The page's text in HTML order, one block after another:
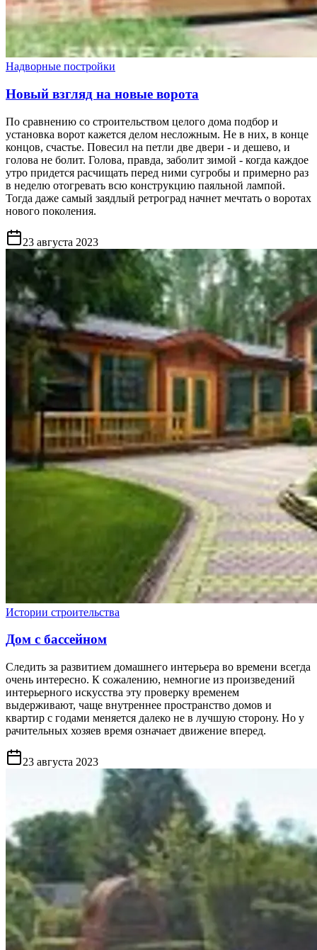
Надворные постройки
Новый взгляд на новые ворота
По сравнению со строительством целого дома подбор и
установка ворот кажется делом несложным. Не в них, в конце
концов, счастье. Повесил на петли две двери - и дешево, и
голова не болит. Голова, правда, заболит зимой - когда каждое
утро придется расчищать перед ними сугробы и примерно раз
в неделю отогревать всю конструкцию паяльной лампой.
Тогда даже самый заядлый ретроград начнет мечтать о воротах
нового поколения.
23 августа 2023
Истории строительства
Дом с бассейном
Следить за развитием домашнего интерьера во времени всегда
очень интересно. К сожалению, немногие из произведений
интерьерного искусства эту проверку временем
выдерживают, чаще внутреннее пространство домов и
квартир с годами меняется далеко не в лучшую сторону. Но у
рачительных хозяев время означает движение вперед.
23 августа 2023